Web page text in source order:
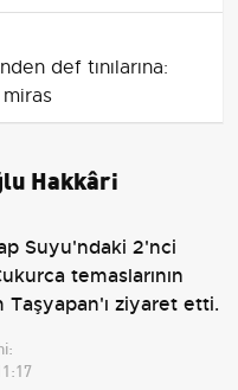
def tınılarına:
Hakkâri
Suyu'ndaki 2'nci
temaslarının
Taşyapan'ı ziyaret etti.